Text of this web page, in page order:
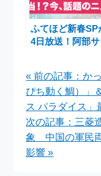
ふてほど新春SP
4日放送！阿部
リップ企画で新
上げ
« 前の記事：か
ぴち動く鯛）」
ス パラダイス」
次の記事：三菱
象 中国の軍民
影響 »